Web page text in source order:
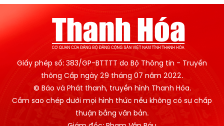
Giấy phép số: 383/GP-BTTTT do Bộ Thông tin - Truyền
thông Cấp ngày 29 tháng 07 năm 2022.
© Báo và Phát thanh, truyền hình Thanh Hóa.
Cấm sao chép dưới mọi hình thức nếu không có sự chấp
thuận bằng văn bản.